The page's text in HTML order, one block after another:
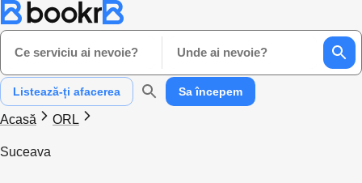
Ce serviciu ai nevoie? Unde ai nevoie?
Listează-ți afacerea Sa începem
Acasă ORL
Suceava